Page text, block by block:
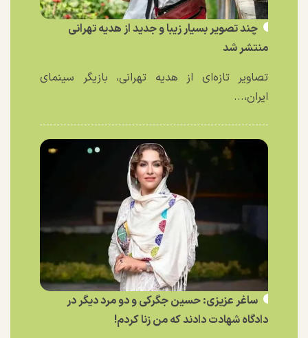
چند تصویر بسیار زیبا و جدید از هدیه تهرانی
منتشر شد
تصاویر تازه‌ای از هدیه تهرانی، بازیگر سینمای
ایران،...
ساغر عزیزی: حسین جگرکی و دو مرد دیگر در
دادگاه شهادت دادند که من زنا کردم!